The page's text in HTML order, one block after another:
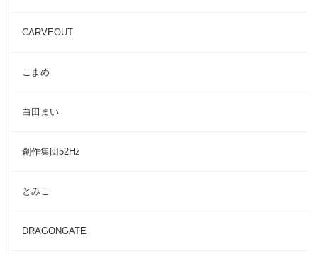
CARVEOUT
こまめ
白田まい
創作集団52Hz
とみこ
DRAGONGATE